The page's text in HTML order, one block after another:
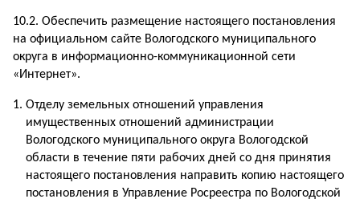
10.2. Обеспечить размещение настоящего постановления
на официальном сайте Вологодского муниципального
округа в информационно-коммуникационной сети
«Интернет».
Отделу земельных отношений управления
имущественных отношений администрации
Вологодского муниципального округа Вологодской
области в течение пяти рабочих дней со дня принятия
настоящего постановления направить копию настоящего
постановления в Управление Росреестра по Вологодской